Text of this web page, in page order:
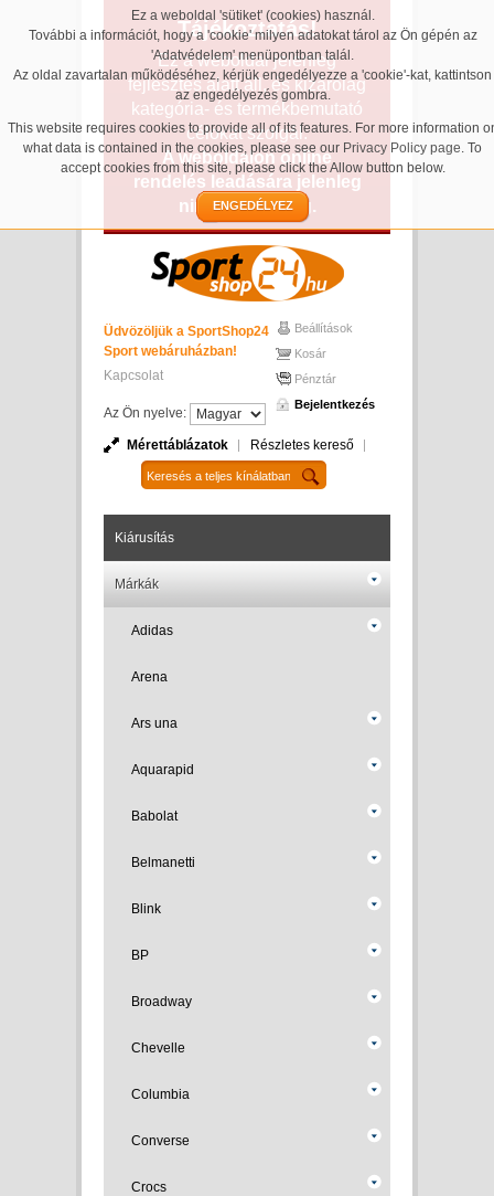
Ez a weboldal 'sütiket' (cookies) használ.
További a információt, hogy a 'cookie' milyen adatokat tárol az Ön gépén az
'Adatvédelem' menüpontban talál.
Az oldal zavartalan működéséhez, kérjük engedélyezze a 'cookie'-kat, kattintson
az engedélyezés gombra.
This website requires cookies to provide all of its features. For more information
what data is contained in the cookies, please see our Privacy Policy page. To
accept cookies from this site, please click the Allow button below.
ENGEDÉLYEZ
Tájékoztatás!
Ez a weboldal jelenleg
fejlesztés alatt áll, és kizárólag
kategória- és termékbemutató
célokat szolgál.
A weboldalon online
rendelés leadására jelenleg
nincs lehetőség.
Üdvözöljük a SportShop24
Sport webáruházban!
Kapcsolat
Az Ön nyelve:
Beállítások
Kosár
Pénztár
Bejelentkezés
Mérettáblázatok Részletes kereső
Kiárusítás
Márkák
Adidas
Arena
Ars una
Aquarapid
Babolat
Belmanetti
Blink
BP
Broadway
Chevelle
Columbia
Converse
Crocs